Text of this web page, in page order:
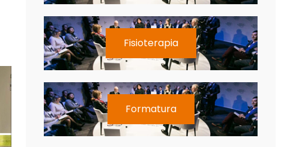
Fisioterapia
Formatura